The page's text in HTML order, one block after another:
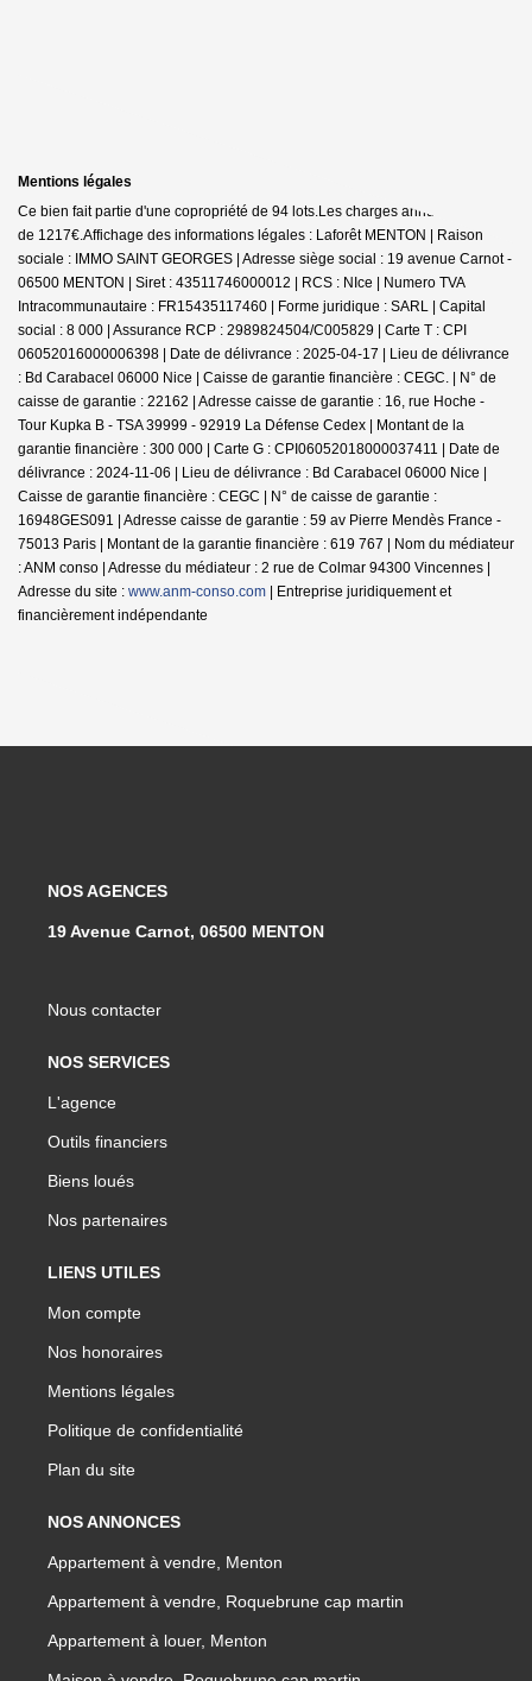
Mentions légales
Ce bien fait partie d'une copropriété de 94 lots.Les charges annuelles sont
de 1217€.Affichage des informations légales : Laforêt MENTON | Raison
sociale : IMMO SAINT GEORGES | Adresse siège social : 19 avenue Carnot -
06500 MENTON | Siret : 43511746000012 | RCS : NIce | Numero TVA
Intracommunautaire : FR15435117460 | Forme juridique : SARL | Capital
social : 8 000 | Assurance RCP : 2989824504/C005829 | Carte T : CPI
06052016000006398 | Date de délivrance : 2025-04-17 | Lieu de délivrance
: Bd Carabacel 06000 Nice | Caisse de garantie financière : CEGC. | N° de
caisse de garantie : 22162 | Adresse caisse de garantie : 16, rue Hoche -
Tour Kupka B - TSA 39999 - 92919 La Défense Cedex | Montant de la
garantie financière : 300 000 | Carte G : CPI06052018000037411 | Date de
délivrance : 2024-11-06 | Lieu de délivrance : Bd Carabacel 06000 Nice |
Caisse de garantie financière : CEGC | N° de caisse de garantie :
16948GES091 | Adresse caisse de garantie : 59 av Pierre Mendès France -
75013 Paris | Montant de la garantie financière : 619 767 | Nom du médiateur
: ANM conso | Adresse du médiateur : 2 rue de Colmar 94300 Vincennes |
Adresse du site : www.anm-conso.com | Entreprise juridiquement et
financièrement indépendante
NOS AGENCES
19 Avenue Carnot, 06500 MENTON
Nous contacter
NOS SERVICES
L'agence
Outils financiers
Biens loués
Nos partenaires
LIENS UTILES
Mon compte
Nos honoraires
Mentions légales
Politique de confidentialité
Plan du site
NOS ANNONCES
Appartement à vendre, Menton
Appartement à vendre, Roquebrune cap martin
Appartement à louer, Menton